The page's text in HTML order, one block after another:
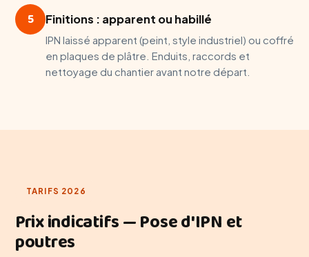
5 Finitions : apparent ou habillé
IPN laissé apparent (peint, style industriel) ou coffré
en plaques de plâtre. Enduits, raccords et
nettoyage du chantier avant notre départ.
TARIFS 2026
Prix indicatifs — Pose d'IPN et
poutres